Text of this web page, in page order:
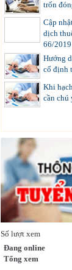
trốn
Cập
dịch
66/2019
Hướng
cố định
Khi
cần chú
Số lượt xem
Đang online
Tổng xem